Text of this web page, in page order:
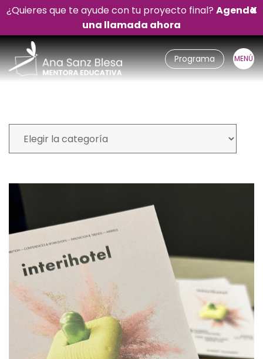
X
¿Quieres que te ayude con tu proyecto final? Agenda
una llamada ahora
Programa